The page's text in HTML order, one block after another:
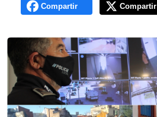
Compartir Compartir